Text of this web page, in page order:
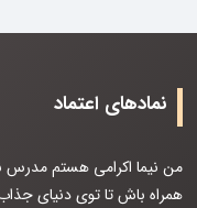
نمادهای اعتماد
من نیما اکرامی هستم مدرس
همراه باش تا توی دنیای